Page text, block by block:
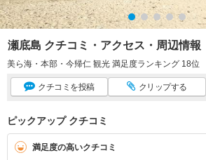
瀬底島 クチコミ・アクセス・周辺情報
美ら海・本部・今帰仁 観光 満足度ランキング 18位
クチコミ を投稿 クリップする
ピックアップ クチコミ
満足度の高いクチコミ